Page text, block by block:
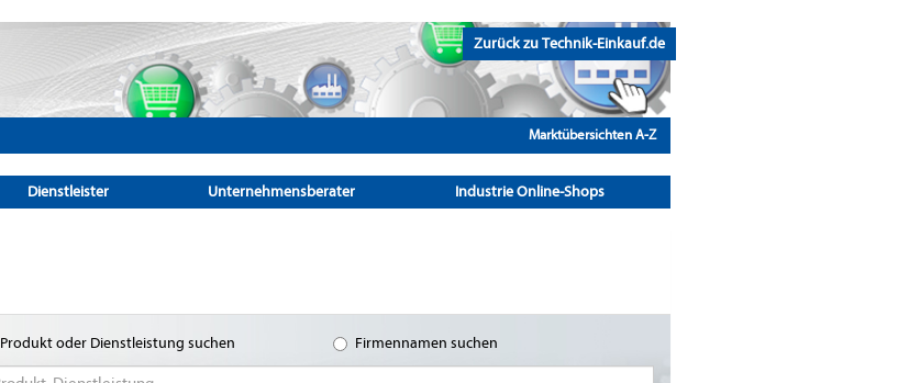
Zurück zu Technik-Einkauf.de
Marktübersichten A-Z
Dienstleister Unternehmensberater Industrie Online-Shops
Produkt oder Dienstleistung suchen Firmennamen suchen